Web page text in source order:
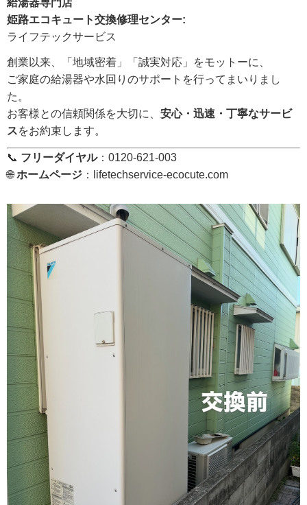
姫路エコキュート交換修理センター:
ライフテックサービス
創業以来、「地域密着」「誠実対応」をモットーに、
ご家庭の給湯器や水回りのサポートを行ってまいりまし
た。
お客様との信頼関係を大切に、 安心・迅速・丁寧なサービ
スをお約束します。
📞 フリーダイヤル：0120-621-003
🌐ホームページ ： lifetechservice-ecocute.com